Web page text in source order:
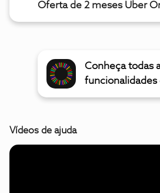
Oferta de 2 meses Uber
Conheça todas
funcionalidades
Vídeos de ajuda